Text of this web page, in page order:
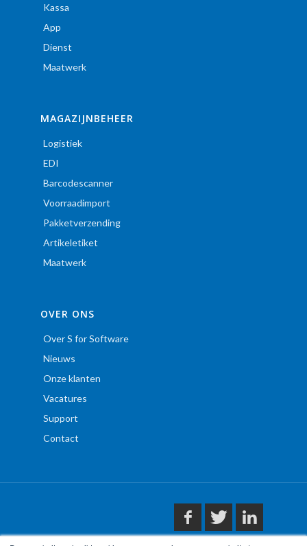
Kassa
App
Dienst
Maatwerk
MAGAZIJNBEHEER
Logistiek
EDI
Barcodescanner
Voorraadimport
Pakketverzending
Artikeletiket
Maatwerk
OVER ONS
Over S for Software
Nieuws
Onze klanten
Vacatures
Support
Contact